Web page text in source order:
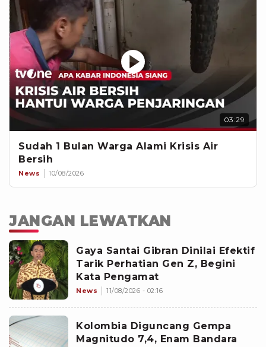
03:29
Sudah 1 Bulan Warga Alami Krisis Air
Bersih
News 10/08/2026
JANGAN LEWATKAN
Gaya Santai Gibran Dinilai Efektif
Tarik Perhatian Gen Z, Begini
Kata Pengamat
News 11/08/2026 - 02:16
Kolombia Diguncang Gempa
Magnitudo 7,4, Enam Bandara